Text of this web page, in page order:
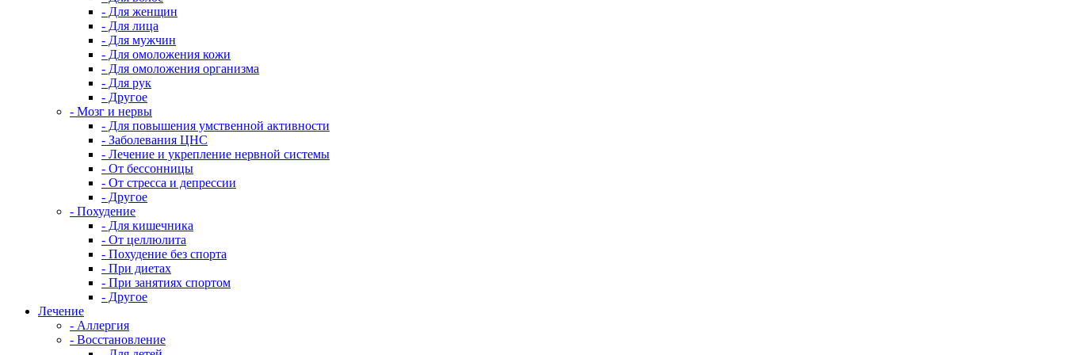
- Для женщин
- Для лица
- Для мужчин
- Для омоложения кожи
- Для омоложения организма
- Для рук
- Другое
- Мозг и нервы
- Для повышения умственной активности
- Заболевания ЦНС
- Лечение и укрепление нервной системы
- От бессонницы
- От стресса и депрессии
- Другое
- Похудение
- Для кишечника
- От целлюлита
- Похудение без спорта
- При диетах
- При занятиях спортом
- Другое
Лечение
- Аллергия
- Восстановление